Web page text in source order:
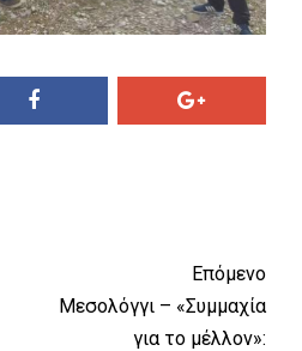
Επόμενο
Μεσολόγγι – «Συμμαχία
για το μέλλον»: